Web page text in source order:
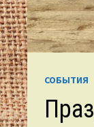
СОБЫТИЯ